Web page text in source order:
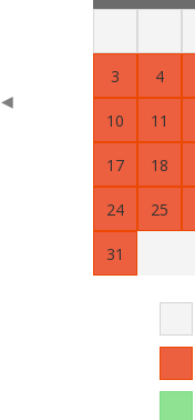
3 4
10 11
17 18
24 25
31
◀